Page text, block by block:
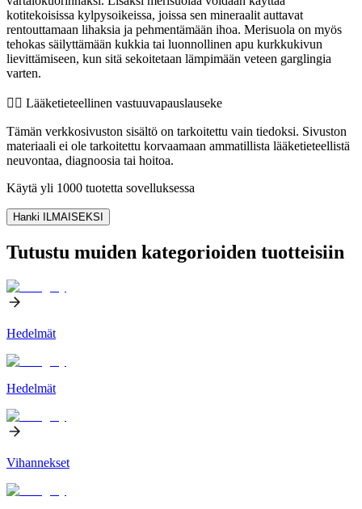
kotitekoisissa kylpysoikeissa, joissa sen mineraalit auttavat
rentouttamaan lihaksia ja pehmentämään ihoa. Merisuola on myös
tehokas säilyttämään kukkia tai luonnollinen apu kurkkukivun
lievittämiseen, kun sitä sekoitetaan lämpimään veteen garglingia
varten.
👨‍⚕️️ Lääketieteellinen vastuuvapauslauseke
Tämän verkkosivuston sisältö on tarkoitettu vain tiedoksi. Sivuston
materiaali ei ole tarkoitettu korvaamaan ammatillista lääketieteellistä
neuvontaa, diagnoosia tai hoitoa.
Käytä yli 1000 tuotetta sovelluksessa
Hanki ILMAISEKSI
Tutustu muiden kategorioiden tuotteisiin
Hedelmät
Hedelmät
Vihannekset